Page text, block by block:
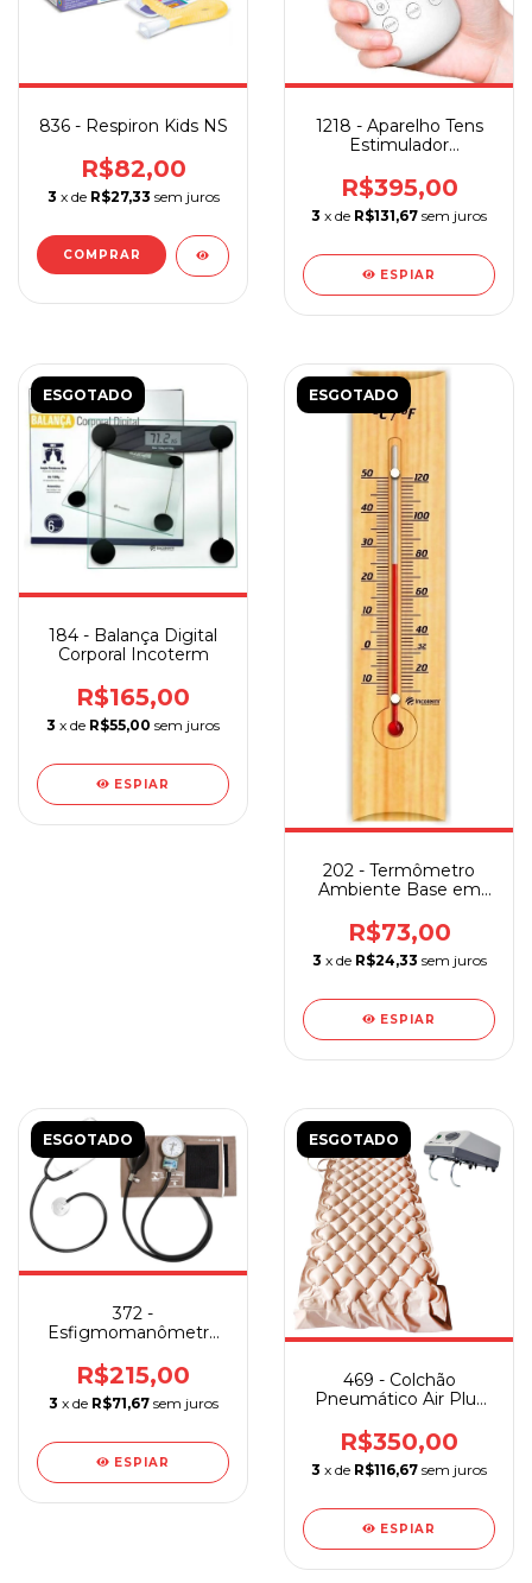
836 - Respiron Kids NS
R$82,00
3 x de R$27,33 sem juros
1218 - Aparelho Tens
Estimulador
R$395,00
3 x de R$131,67 sem juros
ESPIAR
ESGOTADO
184 - Balança Digital
Corporal Incoterm
R$165,00
3 x de R$55,00 sem juros
ESPIAR
ESGOTADO
202 - Termômetro
Ambiente Base em
R$73,00
3 x de R$24,33 sem juros
ESPIAR
ESGOTADO
372 -
Esfigmomanômetro
Estetoscópio
R$215,00
3 x de R$71,67 sem juros
ESPIAR
ESGOTADO
469 - Colchão
Pneumático Air Plus
Compressor
R$350,00
3 x de R$116,67 sem juros
ESPIAR